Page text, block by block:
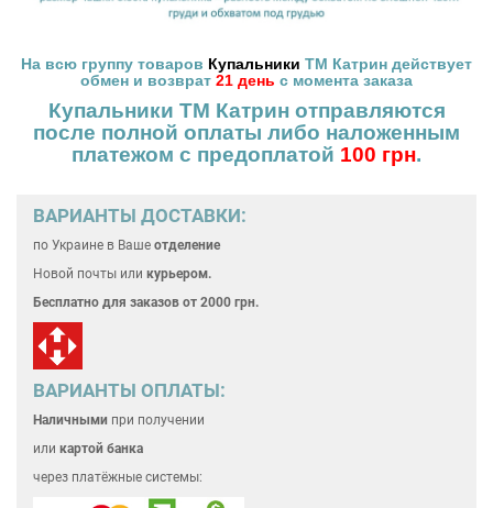
На всю группу товаров Купальники ТМ Катрин действует
обмен и возврат 21 день с момента заказа
Купальники ТМ Катрин отправляются
после полной оплаты либо наложенным
платежом с предоплатой 100 грн.
ВАРИАНТЫ ДОСТАВКИ:
по Украине в Ваше отделение
Новой почты или курьером.
Бесплатно для заказов от 2000 грн.
ВАРИАНТЫ ОПЛАТЫ:
Наличными при получении
или картой банка
через платёжные системы: